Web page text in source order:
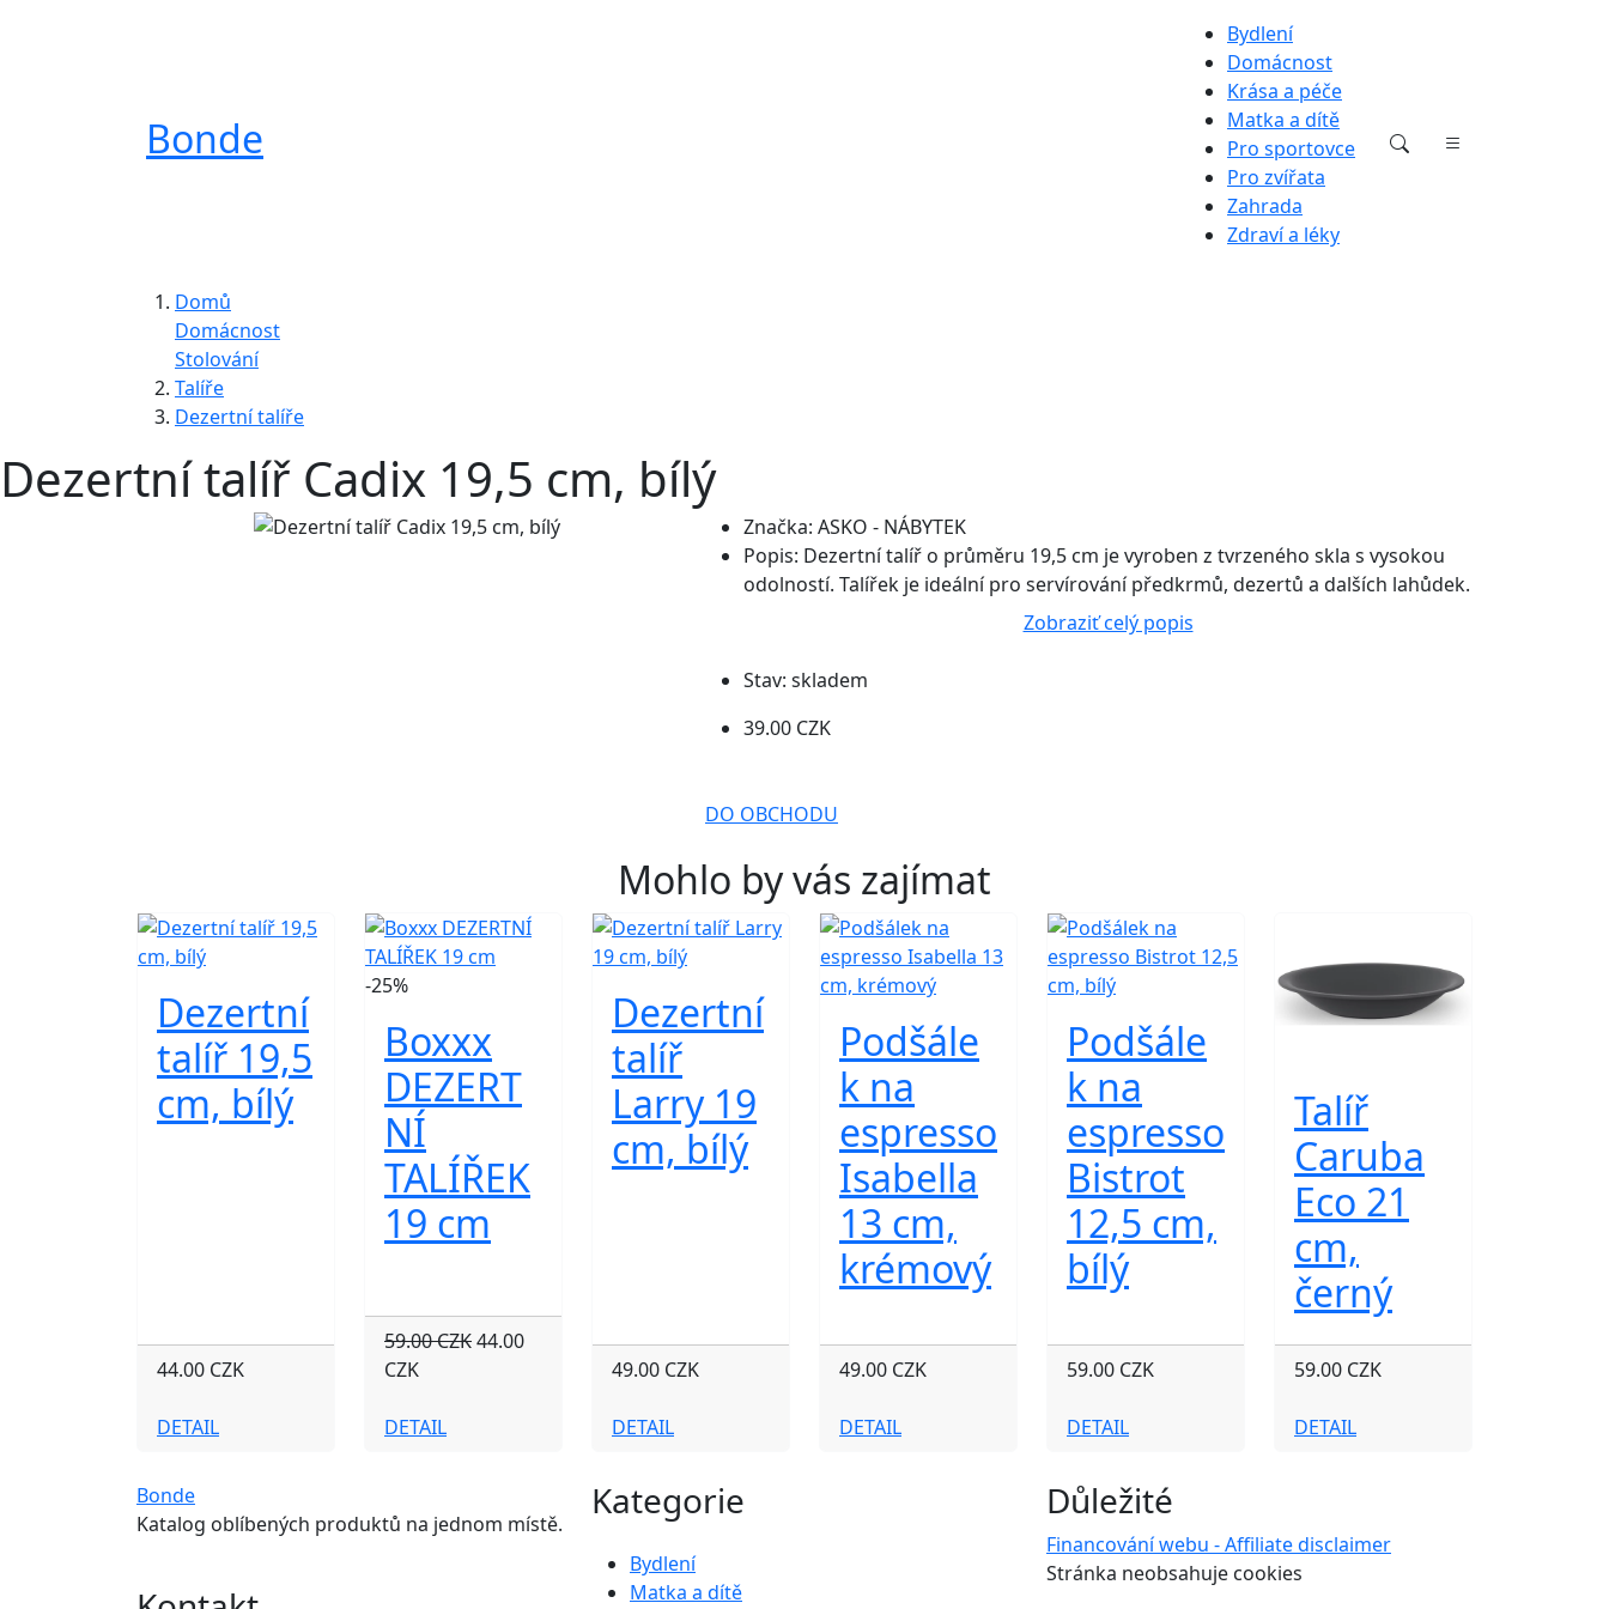
Bonde
Bydlení
Domácnost
Krása a péče
Matka a dítě
Pro sportovce
Pro zvířata
Zahrada
Zdraví a léky
Domů
Domácnost
Stolování
Talíře
Dezertní talíře
Dezertní talíř Cadix 19,5 cm, bílý
Značka: ASKO - NÁBYTEK
Popis: Dezertní talíř o průměru 19,5 cm je vyroben z tvrzeného skla s vysokou
odolností. Talířek je ideální pro servírování předkrmů, dezertů a dalších lahůdek.
Zobraziť celý popis
Stav: skladem
39.00 CZK
DO OBCHODU
Mohlo by vás zajímat
Dezertní
talíř 19,5
cm, bílý
44.00 CZK
DETAIL
-25%
Boxxx
DEZERT
NÍ
TALÍŘEK
19 cm
59.00 CZK44.00
CZK
DETAIL
Dezertní
talíř
Larry 19
cm, bílý
49.00 CZK
DETAIL
Podšále
k na
espresso
Isabella
13 cm,
krémový
49.00 CZK
DETAIL
Podšále
k na
espresso
Bistrot
12,5 cm,
bílý
59.00 CZK
DETAIL
Talíř
Caruba
Eco 21
cm,
černý
59.00 CZK
DETAIL
Bonde
Katalog oblíbených produktů na jednom místě.
Kategorie
Bydlení
Matka a dítě
Důležité
Financování webu - Affiliate disclaimer
Stránka neobsahuje cookies